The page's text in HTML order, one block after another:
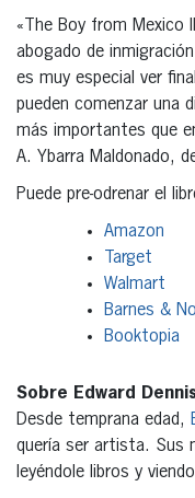
«The Boy from Mexico
abogado de
es muy especial ver
pueden comenzar una
más importantes que
A. Ybarra Maldonado,
Puede pre-odrenar el
Amazon
Target
Walmart
Barnes &
Booktopia
Sobre Edward
Desde temprana edad,
quería ser artista. Sus
leyéndole libros y